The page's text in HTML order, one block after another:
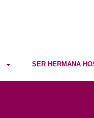
SER HERMANA